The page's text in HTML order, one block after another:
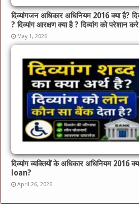
दिव्यांगजन अधिकार अधिनियम 2016 क्या है?
? दिव्यांग आरक्षण क्या है ? दिव्यांग को परेशान
May 1, 2026
दिव्यांग व्यक्तियों के अधिकार अधिनियम
loan?
April 26, 2026